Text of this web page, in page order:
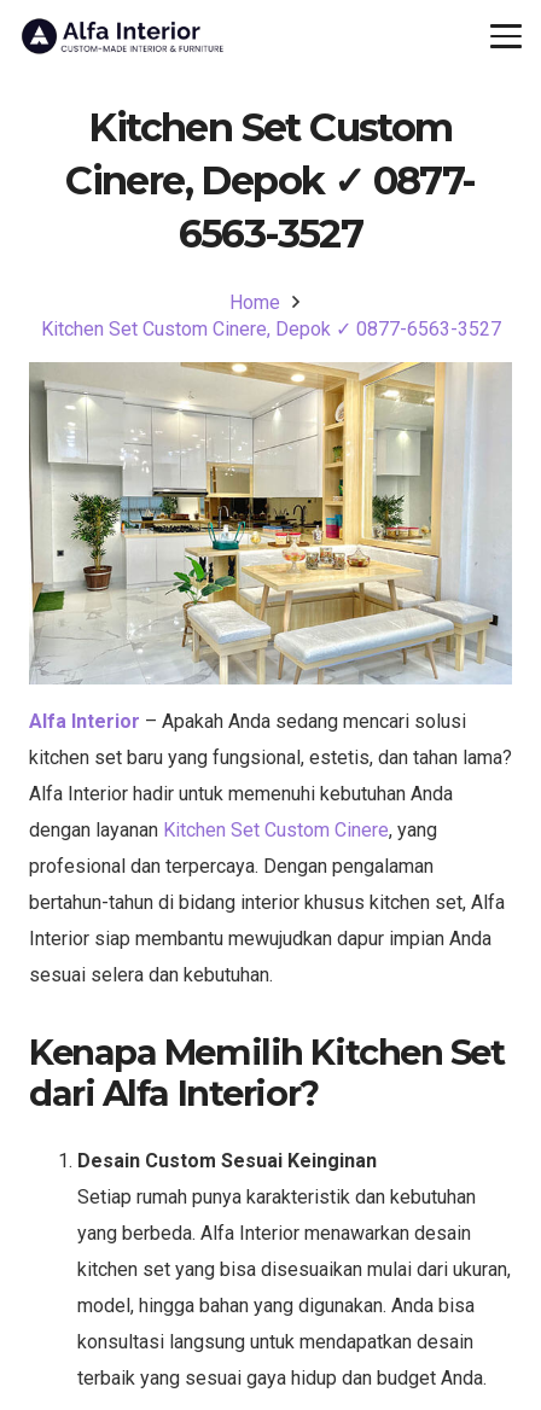
Kitchen Set Custom
Cinere, Depok ✓ 0877-
6563-3527
Home
Kitchen Set Custom Cinere, Depok ✓ 0877-6563-3527
Alfa Interior – Apakah Anda sedang mencari solusi
kitchen set baru yang fungsional, estetis, dan tahan lama?
Alfa Interior hadir untuk memenuhi kebutuhan Anda
dengan layanan Kitchen Set Custom Cinere, yang
profesional dan terpercaya. Dengan pengalaman
bertahun-tahun di bidang interior khusus kitchen set, Alfa
Interior siap membantu mewujudkan dapur impian Anda
sesuai selera dan kebutuhan.
Kenapa Memilih Kitchen Set
dari Alfa Interior?
Desain Custom Sesuai Keinginan
Setiap rumah punya karakteristik dan kebutuhan
yang berbeda. Alfa Interior menawarkan desain
kitchen set yang bisa disesuaikan mulai dari ukuran,
model, hingga bahan yang digunakan. Anda bisa
konsultasi langsung untuk mendapatkan desain
terbaik yang sesuai gaya hidup dan budget Anda.